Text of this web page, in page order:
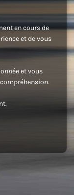
en cours de
et de vous
et vous